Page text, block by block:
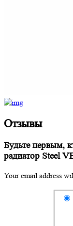
Отзывы
Будьте первым,
радиатор Steel
Your email address